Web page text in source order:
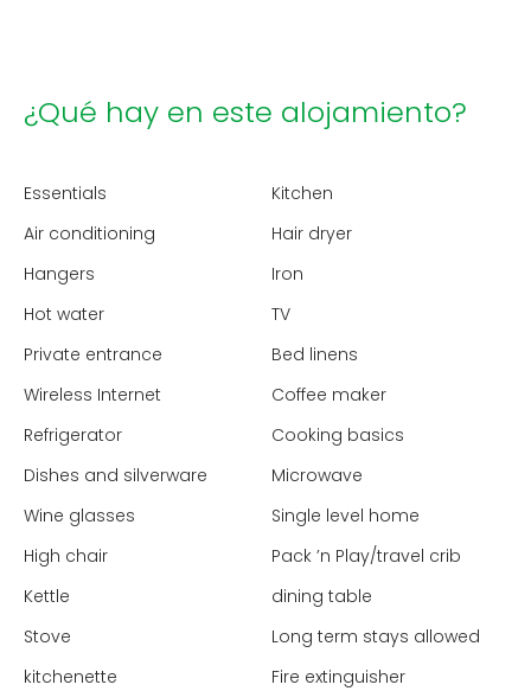
¿Qué hay en este alojamiento?
Essentials
Kitchen
Air conditioning
Hair dryer
Hangers
Iron
Hot water
TV
Private entrance
Bed linens
Wireless Internet
Coffee maker
Refrigerator
Cooking basics
Dishes and silverware
Microwave
Wine glasses
Single level home
High chair
Pack ’n Play/travel crib
Kettle
dining table
Stove
Long term stays allowed
kitchenette
Fire extinguisher